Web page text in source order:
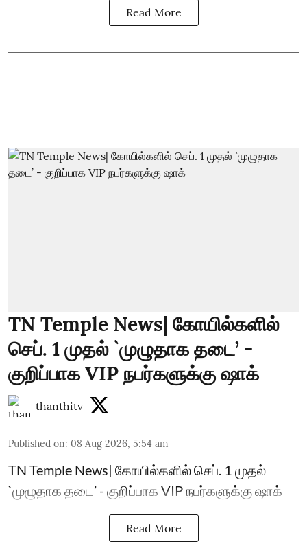
Read More
TN Temple News| கோயில்களில்
செப். 1 முதல் `முழுதாக தடை’ -
குறிப்பாக VIP நபர்களுக்கு ஷாக்
thanthitv
Published on: 08 Aug 2026, 5:54 am
TN Temple News| கோயில்களில் செப். 1 முதல்
`முழுதாக தடை’ - குறிப்பாக VIP நபர்களுக்கு ஷாக்
Read More